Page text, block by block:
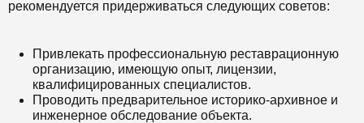
рекомендуется придерживаться следующих советов:
Привлекать профессиональную реставрационную
организацию, имеющую опыт, лицензии,
квалифицированных специалистов.
Проводить предварительное историко-архивное и
инженерное обследование объекта.